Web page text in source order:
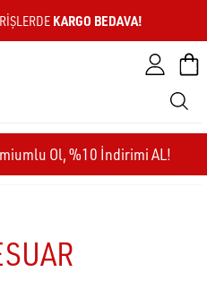
KARGO BEDAVA!
Ol, %10 İndirimi AL!